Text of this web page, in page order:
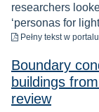
researchers
‘personas for
Pełny tekst do
w portalu
Boundary
buildings
review